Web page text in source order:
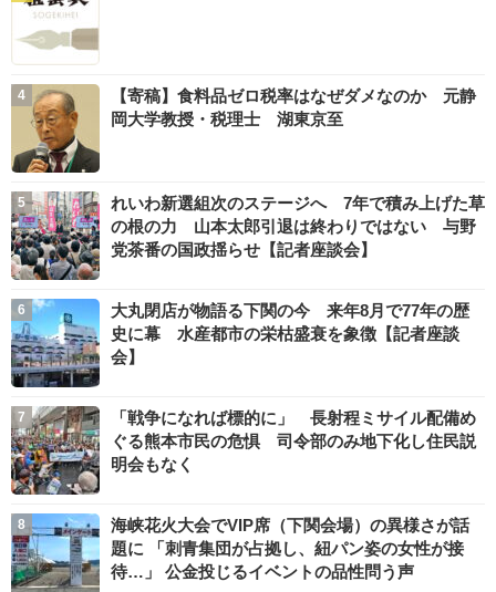
【寄稿】食料品ゼロ税率はなぜダメなのか 元静
岡大学教授・税理士 湖東京至
れいわ新選組次のステージへ 7年で積み上げた草
の根の力 山本太郎引退は終わりではない 与野
党茶番の国政揺らせ【記者座談会】
大丸閉店が物語る下関の今 来年8月で77年の歴
史に幕 水産都市の栄枯盛衰を象徴【記者座談
会】
「戦争になれば標的に」 長射程ミサイル配備め
ぐる熊本市民の危惧 司令部のみ地下化し住民説
明会もなく
海峡花火大会でVIP席（下関会場）の異様さが話
題に 「刺青集団が占拠し、紐パン姿の女性が接
待…」 公金投じるイベントの品性問う声